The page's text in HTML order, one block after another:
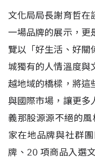
文化局局長謝育哲在
一場品牌的展示，更
覽以「好生活、好關
城獨有的人情溫度與
越地域的橋樑，將這
與國際市場，讓更多
義那股源源不絕的
家在地品牌與社群
牌、 20 項商品入選